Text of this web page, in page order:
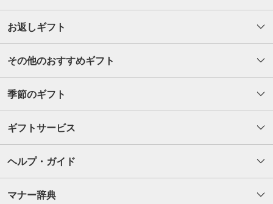
お返しギフト
その他のおすすめギフト
季節のギフト
ギフトサービス
ヘルプ・ガイド
マナー辞典